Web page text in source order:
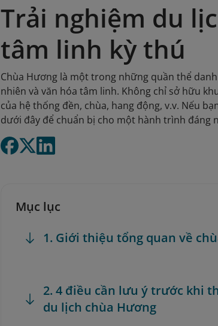
Trải nghiệm du
tâm linh kỳ thú
Chùa Hương là một trong những quần thể
nhiên và văn hóa tâm linh. Không chỉ sở hữu
của hệ thống đền, chùa, hang động, v.v. Nếu
dưới đây để chuẩn bị cho một hành trình đáng
Mục lục
1. Giới thiệu tổng quan về
2. 4 điều cần lưu ý trước khi
du lịch chùa Hương